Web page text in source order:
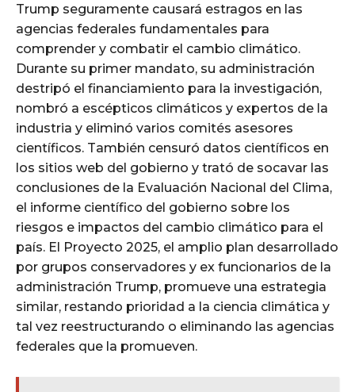
Trump seguramente causará estragos en las
agencias federales fundamentales para
comprender y combatir el cambio climático.
Durante su primer mandato, su administración
destripó el financiamiento para la investigación,
nombró a escépticos climáticos y expertos de la
industria y eliminó varios comités asesores
científicos. También censuró datos científicos en
los sitios web del gobierno y trató de socavar las
conclusiones de la Evaluación Nacional del Clima,
el informe científico del gobierno sobre los
riesgos e impactos del cambio climático para el
país. El Proyecto 2025, el amplio plan desarrollado
por grupos conservadores y ex funcionarios de la
administración Trump, promueve una estrategia
similar, restando prioridad a la ciencia climática y
tal vez reestructurando o eliminando las agencias
federales que la promueven.